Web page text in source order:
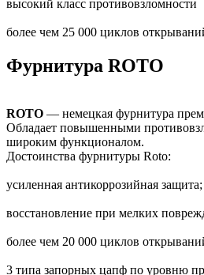
высокий класс противовзломности
более чем 25 000 циклов
Фурнитура ROTO
ROTO — немецкая фурнитура
Обладает повышенными
широким функционалом.
Достоинства фурнитуры Roto:
усиленная антикоррозийная защита;
восстановление при мелких
более чем 20 000 циклов
3 типа запорных цапф по уровню